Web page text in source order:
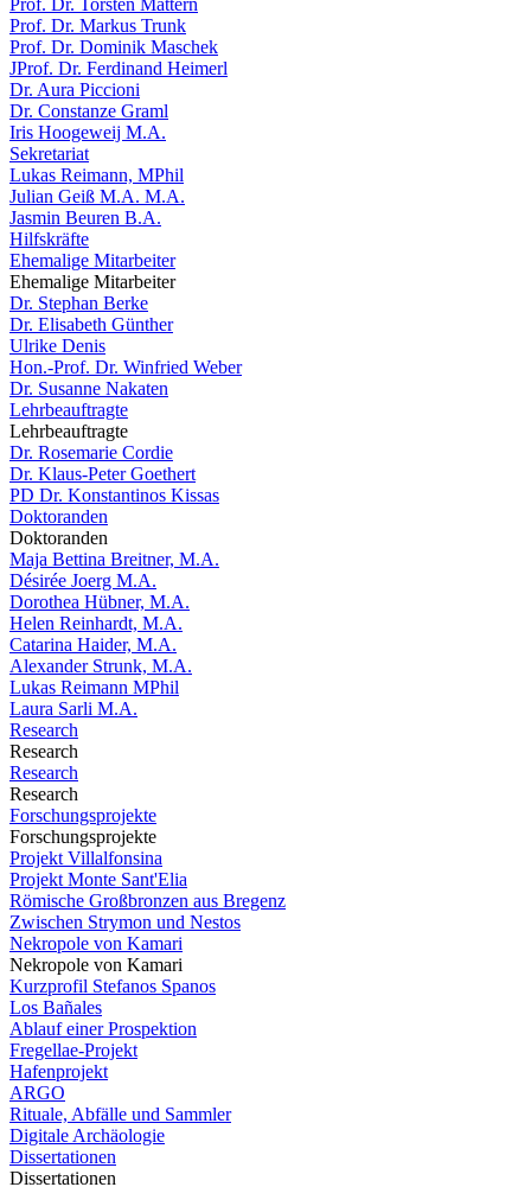
Prof. Dr. Torsten Mattern
Prof. Dr. Markus Trunk
Prof. Dr. Dominik Maschek
JProf. Dr. Ferdinand Heimerl
Dr. Aura Piccioni
Dr. Constanze Graml
Iris Hoogeweij M.A.
Sekretariat
Lukas Reimann, MPhil
Julian Geiß M.A. M.A.
Jasmin Beuren B.A.
Hilfskräfte
Ehemalige Mitarbeiter
Ehemalige Mitarbeiter
Dr. Stephan Berke
Dr. Elisabeth Günther
Ulrike Denis
Hon.-Prof. Dr. Winfried Weber
Dr. Susanne Nakaten
Lehrbeauftragte
Lehrbeauftragte
Dr. Rosemarie Cordie
Dr. Klaus-Peter Goethert
PD Dr. Konstantinos Kissas
Doktoranden
Doktoranden
Maja Bettina Breitner, M.A.
Désirée Joerg M.A.
Dorothea Hübner, M.A.
Helen Reinhardt, M.A.
Catarina Haider, M.A.
Alexander Strunk, M.A.
Lukas Reimann MPhil
Laura Sarli M.A.
Research
Research
Research
Research
Forschungsprojekte
Forschungsprojekte
Projekt Villalfonsina
Projekt Monte Sant'Elia
Römische Großbronzen aus Bregenz
Zwischen Strymon und Nestos
Nekropole von Kamari
Nekropole von Kamari
Kurzprofil Stefanos Spanos
Los Bañales
Ablauf einer Prospektion
Fregellae-Projekt
Hafenprojekt
ARGO
Rituale, Abfälle und Sammler
Digitale Archäologie
Dissertationen
Dissertationen